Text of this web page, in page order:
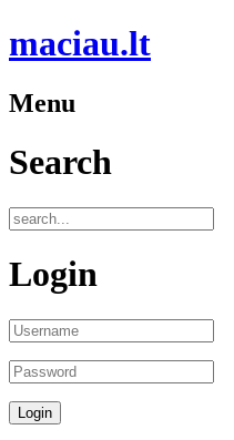
maciau.lt
Menu
Search
Login